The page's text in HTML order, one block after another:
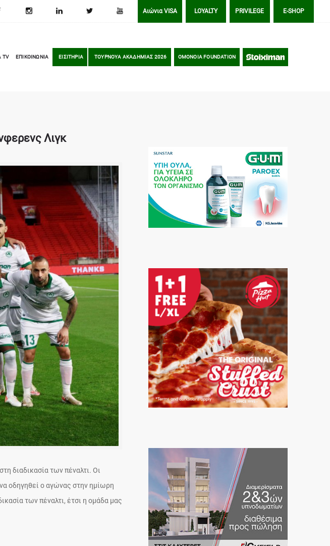
Αιώνια VISA LOYALTY PRIVILEGE E-SHOP
TV ΕΠΙΚΟΙΝΩΝΙΑ ΕΙΣΙΤΗΡΙΑ ΤΟΥΡΝΟΥΑ ΑΚΑΔΗΜΙΑΣ 2026 OMONOIA FOUNDATION STOIXIMAN
Λιγκ
διαδικασία των πέναλτι. Οι
οδηγηθεί ο αγώνας στην ημίωρη
των πέναλτι, έτσι η ομάδα μας